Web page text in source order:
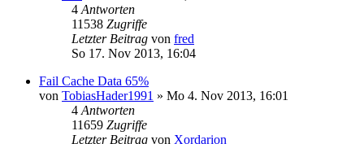
4 Antworten
11538 Zugriffe
Letzter Beitrag von fred
So 17. Nov 2013, 16:04
Fail Cache Data 65%
von TobiasHader1991 » Mo 4. Nov 2013, 16:01
4 Antworten
11659 Zugriffe
Letzter Beitrag von Xordarion